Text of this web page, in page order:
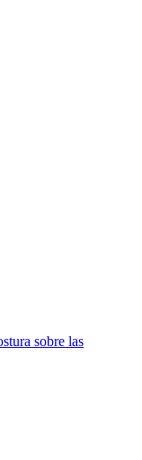
sobre las